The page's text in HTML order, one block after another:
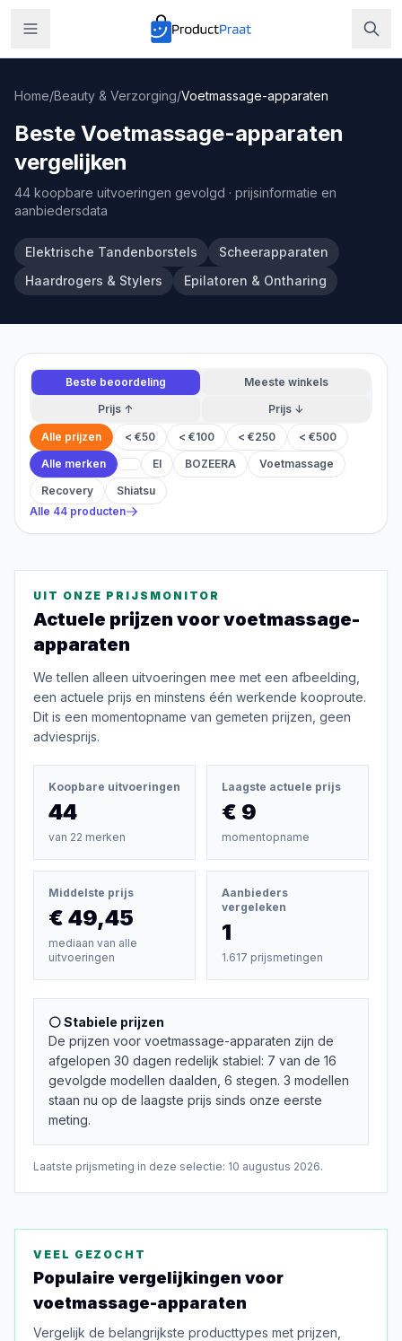
Home/Beauty & Verzorging/Voetmassage-apparaten
Beste Voetmassage-apparaten
vergelijken
44 koopbare uitvoeringen gevolgd · prijsinformatie en
aanbiedersdata
Elektrische Tandenborstels
Scheerapparaten
Haardrogers & Stylers
Epilatoren & Ontharing
Beste beoordeling
Meeste winkels
Prijs ↑
Prijs ↓
Alle prijzen < €50 < €100 < €250
< €500
Alle merken
El BOZEERA
Voetmassage
Recovery
Shiatsu
Alle 44 producten
UIT ONZE PRIJSMONITOR
Actuele prijzen voorvoetmassage-
apparaten
We tellen alleen uitvoeringen mee met een afbeelding,
een actuele prijs en minstens één werkende kooproute.
Dit is een momentopname van gemeten prijzen, geen
adviesprijs.
Koopbare uitvoeringen
44
van 22 merken
Laagste actuele prijs
€ 9
momentopname
Middelste prijs
€ 49,45
mediaan van alle
uitvoeringen
Aanbieders
vergeleken
1
1.617 prijsmetingen
⚪ Stabiele prijzen
De prijzen voor voetmassage-apparaten zijn de
afgelopen 30 dagen redelijk stabiel: 7 van de 16
gevolgde modellen daalden, 6 stegen. 3 modellen
staan nu op de laagste prijs sinds onze eerste
meting.
Laatste prijsmeting in deze selectie: 10 augustus 2026.
VEEL GEZOCHT
Populaire vergelijkingen voor
voetmassage-apparaten
Vergelijk de belangrijkste producttypes met prijzen,